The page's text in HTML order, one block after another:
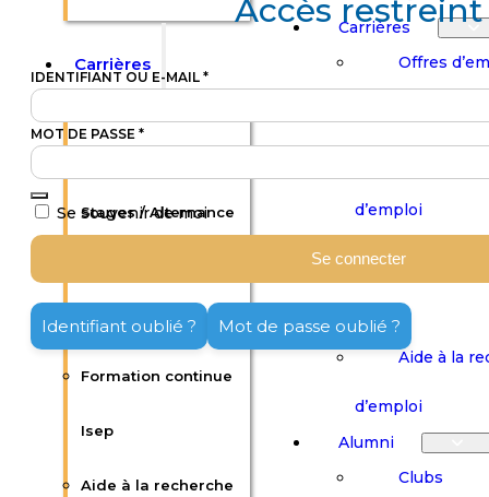
Votre panier est vide.
Boutique
Panier
Boutique
Carrières
Stages / Alternance
d’emploi
Formation continue
Isep
Aide à la recherche
Carrières
Offres
d’emploi
Formation
Isep
Aide à la
d’emploi
Alumni
Clubs
Accès restreint
IDENTIFIANT OU E-MAIL *
MOT DE PASSE *
Se souvenir de moi
Se connecter
Identifiant oublié ? Mot de passe oublié ?